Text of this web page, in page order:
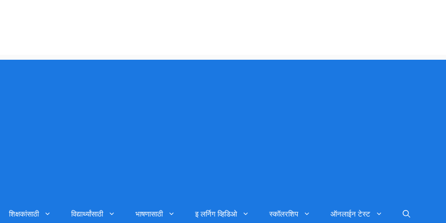
शिक्षकांसाठी विद्यार्थ्यांसाठी भाषणासाठी इ लर्निग व्हिडिओ स्कॉलरशिप ऑनलाईन टेस्ट